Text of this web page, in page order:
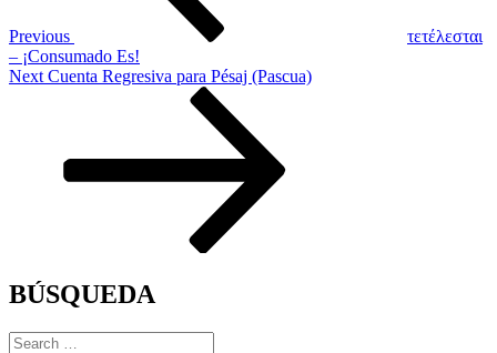
Previous
τετέλεσται
– ¡Consumado Es!
Next
Next Cuenta Regresiva para Pésaj (Pascua)
BÚSQUEDA
Search